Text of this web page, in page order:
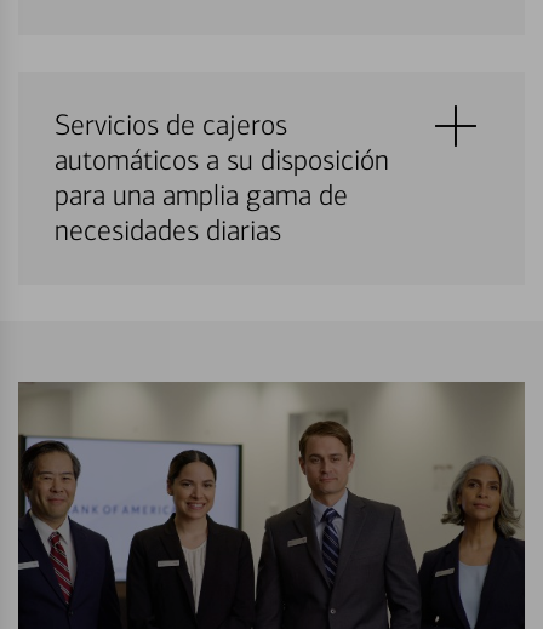
Servicios de cajeros
automáticos a su disposición
para una amplia gama de
necesidades diarias